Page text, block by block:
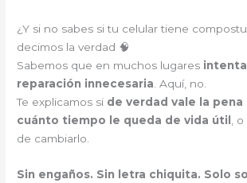
¿Y si no sabes si tu celular tiene
decimos la verdad 🧠
Sabemos que en muchos lugares
reparación innecesaria . Aquí, no.
Te explicamos si de verdad vale la pena
cuánto tiempo le queda de vida útil
,
de cambiarlo.
Sin engaños. Sin letra chiquita. Solo